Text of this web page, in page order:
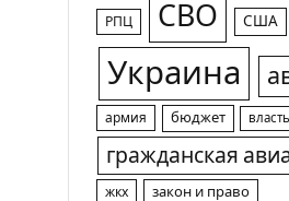
РПЦ СВО США
Украина
армия бюджет власть
гражданская
жкх закон и право